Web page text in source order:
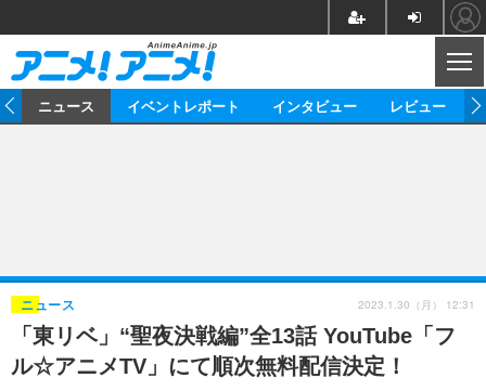
ゲーム グッズ
イベント 海外
海外イベント ビジネス
俳優・タレント アーティスト
ビジネス
アニメ 実写
イベント
動画
ニュース イベントレポート インタビュー レビュー
「東リベ」“聖夜決戦編”全13話 YouTube「フ
ル☆アニメTV」にて順次無料配信決定！
ニュース 2023.1.30（月） 12:31